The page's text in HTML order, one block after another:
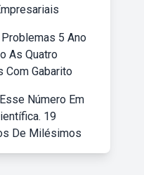
5 Ano
As Quatro
Com Gabarito
Número Em
19
De Milésimos